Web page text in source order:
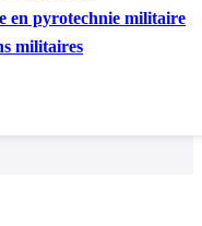
en pyrotechnie militaire
militaires